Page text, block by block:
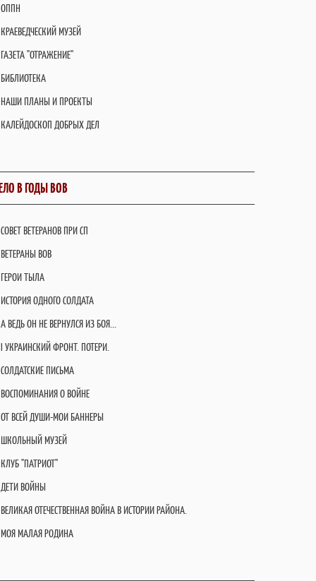
ОППН
КРАЕВЕДЧЕСКИЙ МУЗЕЙ
ГАЗЕТА "ОТРАЖЕНИЕ"
БИБЛИОТЕКА
НАШИ ПЛАНЫ И ПРОЕКТЫ
КАЛЕЙДОСКОП ДОБРЫХ ДЕЛ
В ГОДЫ ВОВ
СОВЕТ ВЕТЕРАНОВ ПРИ СП
ВЕТЕРАНЫ ВОВ
ГЕРОИ ТЫЛА
ИСТОРИЯ ОДНОГО СОЛДАТА
А ВЕДЬ ОН НЕ ВЕРНУЛСЯ ИЗ БОЯ...
I УКРАИНСКИЙ ФРОНТ. ПОТЕРИ.
СОЛДАТСКИЕ ПИСЬМА
ВОСПОМИНАНИЯ О ВОЙНЕ
ОТ ВСЕЙ ДУШИ-МОИ БАННЕРЫ
ШКОЛЬНЫЙ МУЗЕЙ
КЛУБ "ПАТРИОТ"
ДЕТИ ВОЙНЫ
ВЕЛИКАЯ ОТЕЧЕСТВЕННАЯ ВОЙНА В ИСТОРИИ РАЙОНА.
МОЯ МАЛАЯ РОДИНА